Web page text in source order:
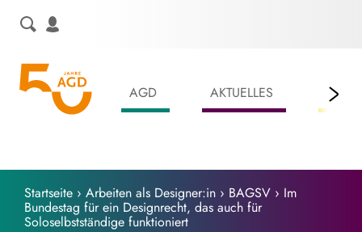
AGD AKTUELLES
Startseite › Arbeiten als Designer:in › BAGSV › Im
Bundestag für ein Designrecht, das auch für
Soloselbstständige funktioniert